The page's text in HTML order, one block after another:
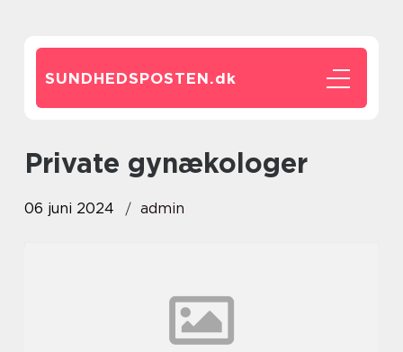
SUNDHEDSPOSTEN.dk
private gynækologer
06 juni 2024 admin